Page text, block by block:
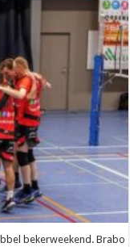
bekerweekend. Brabo